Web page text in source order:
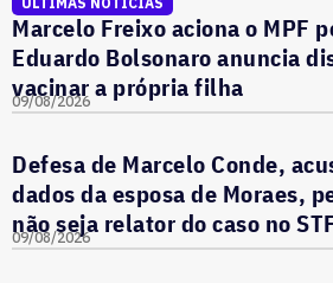
Marcelo Freixo aciona o MPF
Eduardo Bolsonaro anuncia
vacinar a própria filha
09/08/2026
Defesa de Marcelo Conde,
dados da esposa de Moraes,
não seja relator do caso no
09/08/2026